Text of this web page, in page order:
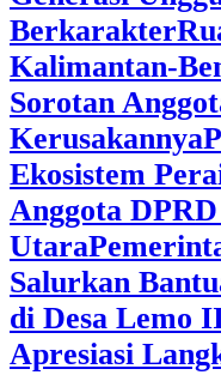
Berkarakter
Kalimantan-
Sorotan
Kerusakannya
Ekosistem
Anggota
Utara
Salurkan
di Desa Lemo
Apresiasi